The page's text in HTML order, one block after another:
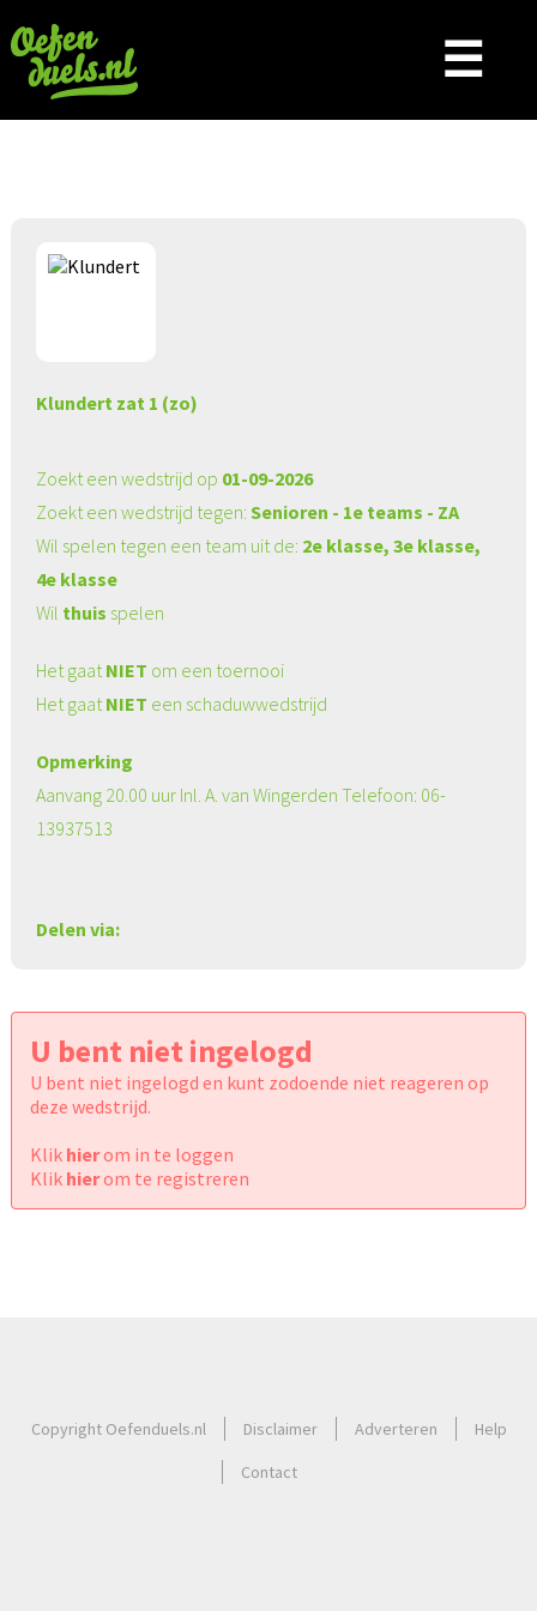
☰
Aangeboden wedstrijd
Klundert zat 1 (zo)
Zoekt een wedstrijd op 01-09-2026
Zoekt een wedstrijd tegen:Senioren - 1e teams - ZA
Wil spelen tegen een team uit de: 2e klasse, 3e klasse,
4e klasse
Wil thuis spelen
Het gaatNIET om een toernooi
Het gaatNIET een schaduwwedstrijd
Opmerking
Aanvang 20.00 uur Inl. A. van Wingerden Telefoon: 06-
13937513
Delen via:
U bent niet ingelogd
U bent niet ingelogd en kunt zodoende niet reageren op
deze wedstrijd.
Klik hierom in te loggen
Klik hierom te registreren
Copyright Oefenduels.nl Disclaimer Adverteren
Help
Contact